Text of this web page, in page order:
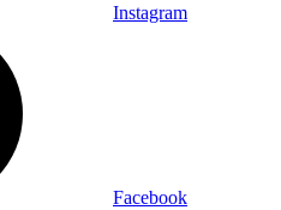
Instagram
Facebook